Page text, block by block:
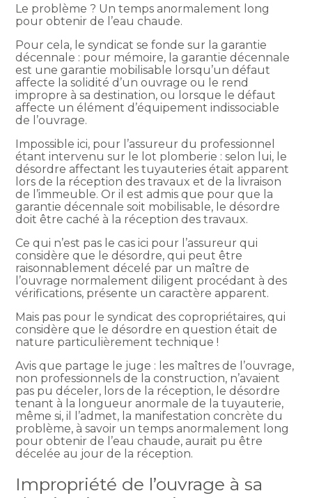
Le problème ? Un temps anormalement long
pour obtenir de l’eau chaude.
Pour cela, le syndicat se fonde sur la garantie
décennale : pour mémoire, la garantie décennale
est une garantie mobilisable lorsqu’un défaut
affecte la solidité d’un ouvrage ou le rend
impropre à sa destination, ou lorsque le défaut
affecte un élément d’équipement indissociable
de l’ouvrage.
Impossible ici, pour l’assureur du professionnel
étant intervenu sur le lot plomberie : selon lui, le
désordre affectant les tuyauteries était apparent
lors de la réception des travaux et de la livraison
de l’immeuble. Or il est admis que pour que la
garantie décennale soit mobilisable, le désordre
doit être caché à la réception des travaux.
Ce qui n’est pas le cas ici pour l’assureur qui
considère que le désordre, qui peut être
raisonnablement décelé par un maître de
l’ouvrage normalement diligent procédant à des
vérifications, présente un caractère apparent.
Mais pas pour le syndicat des copropriétaires, qui
considère que le désordre en question était de
nature particulièrement technique !
Avis que partage le juge : les maîtres de l’ouvrage,
non professionnels de la construction, n’avaient
pas pu déceler, lors de la réception, le désordre
tenant à la longueur anormale de la tuyauterie,
même si, il l’admet, la manifestation concrète du
problème, à savoir un temps anormalement long
pour obtenir de l’eau chaude, aurait pu être
décelée au jour de la réception.
Impropriété de l’ouvrage à sa